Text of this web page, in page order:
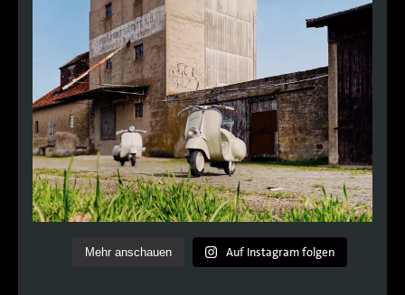
Mehr anschauen Auf Instagram folgen